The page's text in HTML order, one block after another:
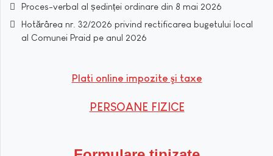
Proces-verbal al ședinței ordinare din 8 mai 2026
Hotărârea nr. 32/2026 privind rectificarea bugetului local
al Comunei Praid pe anul 2026
Plati online impozite şi taxe
PERSOANE FIZICE